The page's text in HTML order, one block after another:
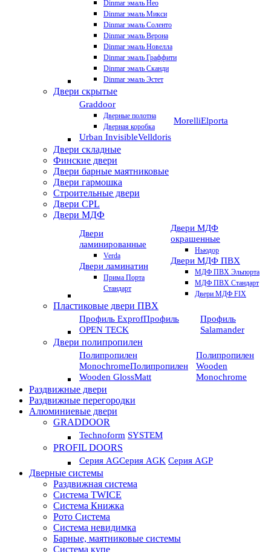
Dinmar эмаль Нео
Dinmar эмаль Микси
Dinmar эмаль Соленто
Dinmar эмаль Верона
Dinmar эмаль Новелла
Dinmar эмаль Граффити
Dinmar эмаль Сканди
Dinmar эмаль Эстет
Двери скрытые
Graddoor
Дверные полотна
Дверная коробка
Urban InvisibleVelldoris
MorelliElporta
Двери складные
Финские двери
Двери барные маятниковые
Двери гармошка
Строительные двери
Двери CРL
Двери МДФ
Двери
ламинированные
Verda
Двери ламинатин
Прима Порта
Стандарт
Двери МДФ
окрашенные
Ньюдор
Двери МДФ ПВХ
МДФ ПВХ Эльпорта
МДФ ПВХ Стандарт
Двери МДФ FIX
Пластиковые двери ПВХ
Профиль ExprofПрофиль
OPEN TECK
Профиль
Salamander
Двери полипропилен
Полипропилен
MonochromeПолипропилен
Wooden GlossMatt
Полипропилен
Wooden
Monochrome
Раздвижные двери
Раздвижные перегородки
Алюминиевые двери
GRADDOOR
Technoform SYSTEM
PROFIL DOORS
Серия AGСерия AGK Серия AGP
Дверные системы
Раздвижная система
Система TWICE
Система Книжка
Рото Система
Система невидимка
Барные, маятниковые системы
Система купе